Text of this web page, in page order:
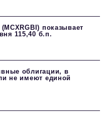
показывает
115,40 б.п.
облигации, в
не имеют единой